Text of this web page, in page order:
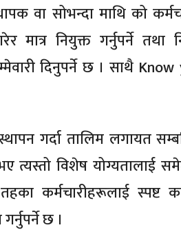
सोभन्दा माथि को
मात्र नियुक्त गर्नुपर्ने तथा
दिनुपर्ने छ । साथै
गर्दा तालिम लगायत
त्यस्तो विशेष योग्यतालाई
कर्मचारीहरूलाई स्पष्ट
छ ।